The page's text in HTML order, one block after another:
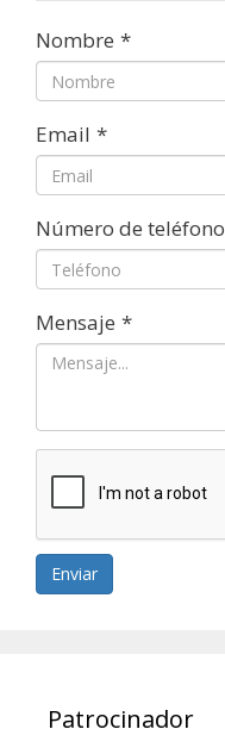
Nombre *
Email *
Número de teléfono
Mensaje *
Enviar
Patrocinador